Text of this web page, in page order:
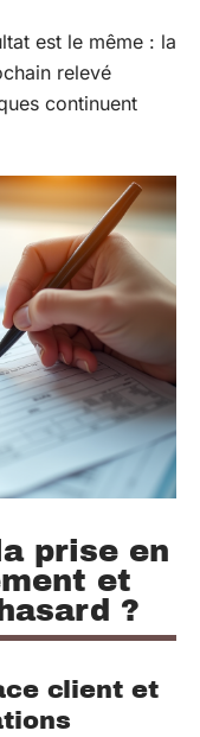
est le même : la
relevé
continuent
prise en
et
?
client et